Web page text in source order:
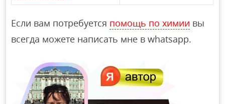
Если вам потребуется помощь по химии вы
всегда можете написать мне в whatsapp.